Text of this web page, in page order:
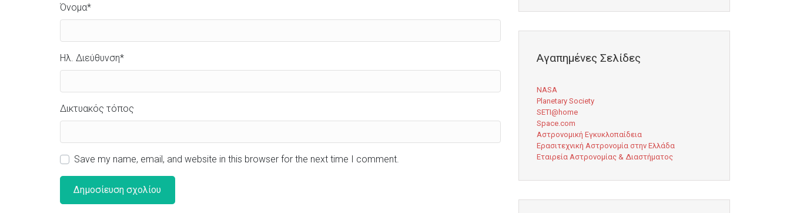
Όνομα*
Ηλ. Διεύθυνση*
Δικτυακός τόπος
Save my name, email, and website in this browser for the next time I comment.
Αγαπημένες Σελίδες
NASA
Planetary Society
SETI@home
Space.com
Αστρονομική Εγκυκλοπαίδεια
Ερασιτεχνική Αστρονομία στην Ελλάδα
Εταιρεία Αστρονομίας & Διαστήματος